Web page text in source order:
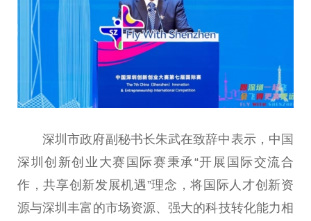
深圳市政府副秘书长朱武在致辞中表示，中国
深圳创新创业大赛国际赛秉承“开展国际交流合
作，共享创新发展机遇”理念，将国际人才创新资
源与深圳丰富的市场资源、强大的科技转化能力相